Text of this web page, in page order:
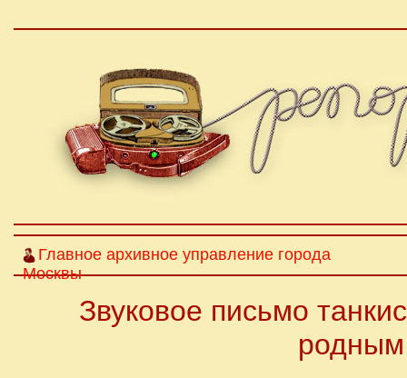
Главное архивное управление города
Москвы
Звуковое письмо
родным